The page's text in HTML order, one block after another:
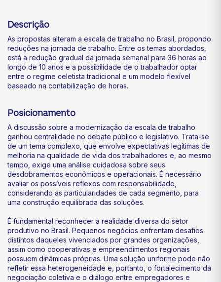
Descrição
As propostas alteram a escala de trabalho no Brasil, propondo
reduções na jornada de trabalho. Entre os temas abordados,
está a redução gradual da jornada semanal para 36 horas ao
longo de 10 anos e a possibilidade de o trabalhador optar
entre o regime celetista tradicional e um modelo flexível
baseado na contabilização de horas.
Posicionamento
A discussão sobre a modernização da escala de trabalho
ganhou centralidade no debate público e legislativo. Trata-se
de um tema complexo, que envolve expectativas legítimas de
melhoria na qualidade de vida dos trabalhadores e, ao mesmo
tempo, exige uma análise cuidadosa sobre seus
desdobramentos econômicos e operacionais. É necessário
avaliar os possíveis reflexos com responsabilidade,
considerando as particularidades de cada segmento, para
uma construção equilibrada das soluções.
É fundamental reconhecer a realidade diversa do setor
produtivo no Brasil. Pequenos negócios enfrentam desafios
distintos daqueles vivenciados por grandes organizações,
assim como cooperativas e empreendimentos regionais
possuem dinâmicas próprias. Uma solução uniforme pode não
refletir essa heterogeneidade e, portanto, o fortalecimento da
negociação coletiva e o diálogo entre empregadores e